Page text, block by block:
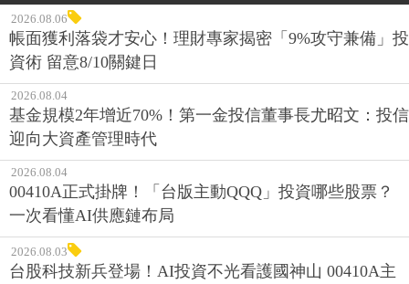
2026.08.06
帳面獲利落袋才安心！理財專家揭密「9%攻守兼備」投
資術 留意8/10關鍵日
2026.08.04
基金規模2年增近70%！第一金投信董事長尤昭文：投信
迎向大資產管理時代
2026.08.04
00410A正式掛牌！「台版主動QQQ」投資哪些股票？
一次看懂AI供應鏈布局
2026.08.03
台股科技新兵登場！AI投資不光看護國神山 00410A主